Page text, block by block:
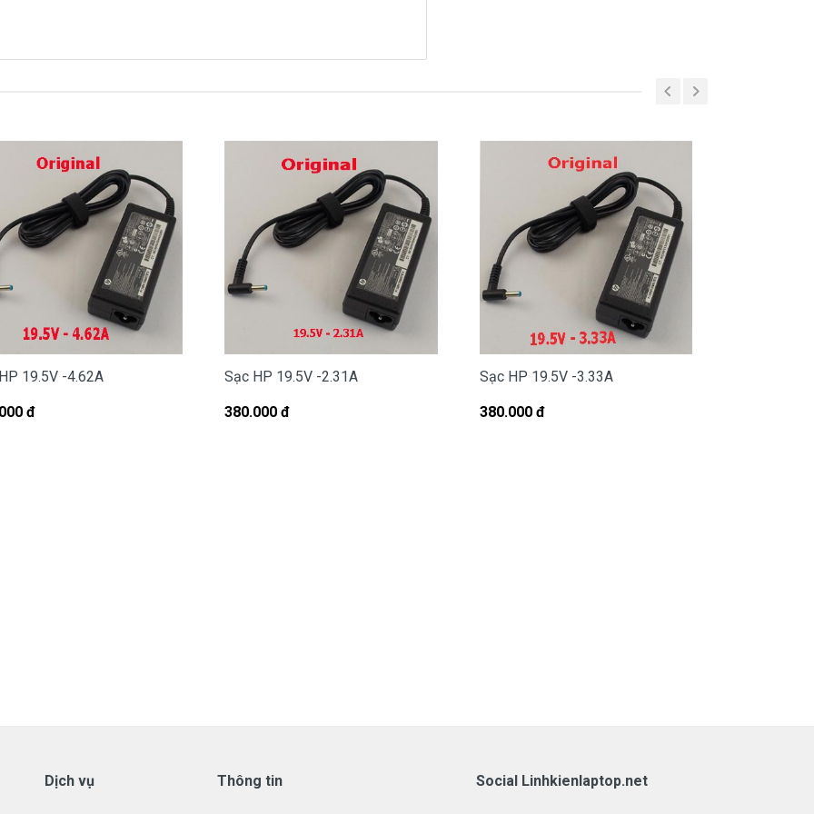
tay về nhé )
hư, các bạn có thể đến Doctorlaptop Tại Tphcm để mua.
phí cho các bạn nhé.
với máy của mình hay không?
cứ nhắn tin để chút shop gọi lại cho bạn nhé.
19.5V -4.62A
đ
Sạc HP 19.5V -2.31A
380.000 đ
Sạc HP 19.5V -3.33A
380.000 đ
Dịch vụ Thông tin Social Linhkienlaptop.net